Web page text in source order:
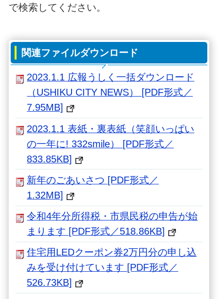
で検索してください。
関連ファイルダウンロード
2023.1.1 広報うしく一括ダウンロード
（USHIKU CITY NEWS） [PDF形式／
7.95MB]
2023.1.1 表紙・裏表紙（笑顔いっぱい
の一年に! 332smile） [PDF形式／
833.85KB]
新年のごあいさつ [PDF形式／
1.32MB]
令和4年分所得税・市県民税の申告が始
まります [PDF形式／518.86KB]
住宅用LEDクーポン券2万円分の申し込
みを受け付けています [PDF形式／
526.73KB]